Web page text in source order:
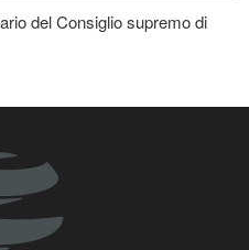
del Consiglio supremo di
e il regime sionista